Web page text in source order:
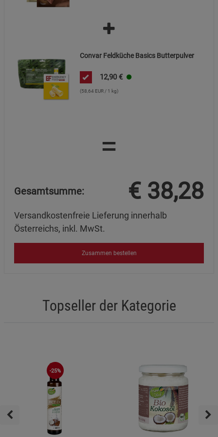
Convar Feldküche Basics Butterpulver
12,90 €
(58,64 EUR / 1 kg)
=
Gesamtsumme: € 38,28
Versandkostenfreie Lieferung innerhalb
Österreichs, inkl. MwSt.
Zusammen bestellen
Topseller der Kategorie
-25%